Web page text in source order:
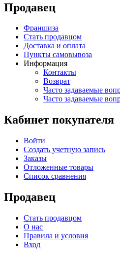
Продавец
Франшиза
Стать продавцом
Доставка и оплата
Пункты самовывоза
Информация
Контакты
Возврат
Часто задаваемые
Часто задаваемые
Кабинет покупателя
Войти
Создать учетную запись
Заказы
Отложенные товары
Список сравнения
Продавец
Стать продавцом
О нас
Правила и условия
Вход